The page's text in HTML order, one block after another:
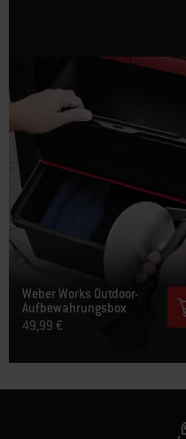
Weber Works Outdoor-
Aufbewahrungsbox
49,99 €